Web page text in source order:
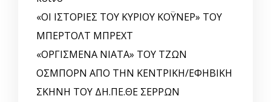
«ΟΙ ΙΣΤΟΡΙΕΣ ΤΟΥ ΚΥΡΙΟΥ ΚΟΫΝΕΡ» ΤΟΥ
ΜΠΕΡΤΟΛΤ ΜΠΡΕΧΤ
«ΟΡΓΙΣΜΕΝΑ ΝΙΑΤΑ» ΤΟΥ ΤΖΩΝ
ΟΣΜΠΟΡΝ ΑΠΟ ΤΗΝ ΚΕΝΤΡΙΚΗ/ΕΦΗΒΙΚΗ
ΣΚΗΝΗ ΤΟΥ ΔΗ.ΠΕ.ΘΕ ΣΕΡΡΩΝ